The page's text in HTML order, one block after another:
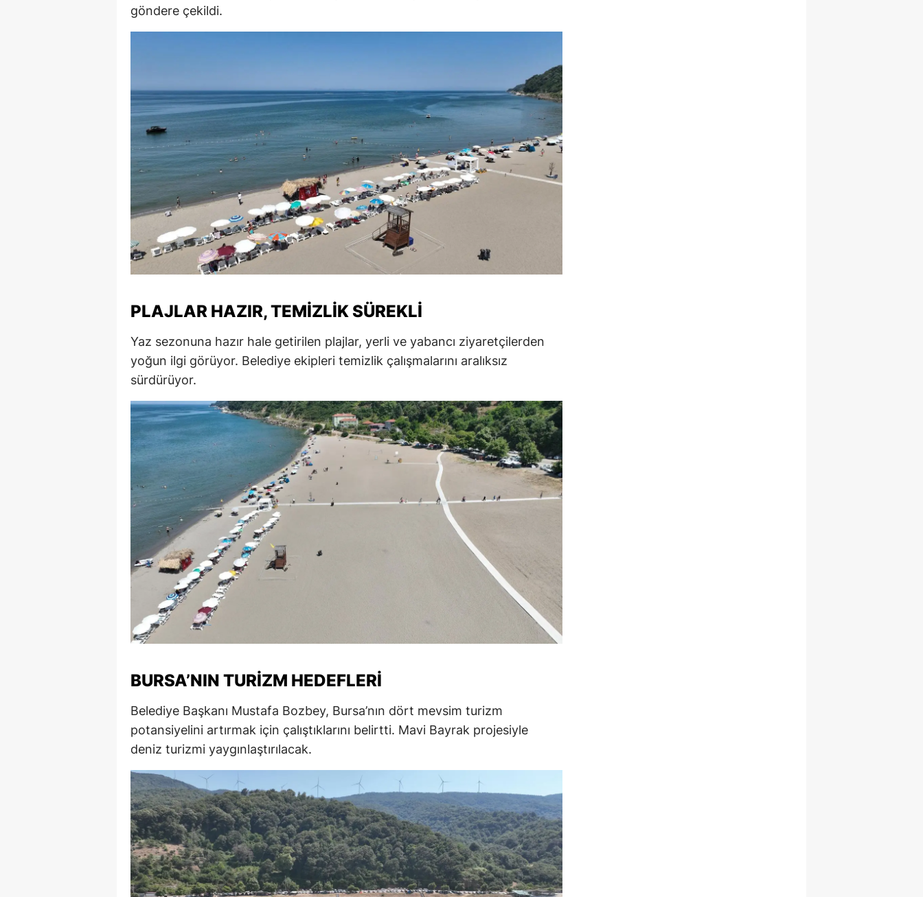
Eskişehir
Gaziantep
Giresun
Gümüşhane
Hakkari
Hatay
İstanbul
İzmir
Kastamonu
Kayseri
Kırklareli
Kırşehir
Mardin
Muğla
Muş
Nevşehir
Niğde
Ordu
Rize
Sakarya
göndere çekildi.
PLAJLAR HAZIR, TEMIZLIK SÜREKLI
Yaz sezonuna hazır hale getirilen plajlar, yerli ve yabancı ziyaretçilerden
yoğun ilgi görüyor. Belediye ekipleri temizlik çalışmalarını aralıksız
sürdürüyor.
BURSA’NIN TURIZM HEDEFLERI
Belediye Başkanı Mustafa Bozbey, Bursa’nın dört mevsim turizm
potansiyelini artırmak için çalıştıklarını belirtti. Mavi Bayrak projesiyle
deniz turizmi yaygınlaştırılacak.